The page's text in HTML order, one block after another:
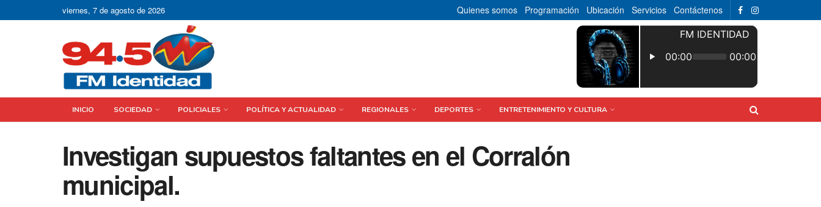
viernes, 7 de agosto de 2026 Quienes somos Programación Ubicación Servicios Contáctenos
INICIO SOCIEDAD POLICIALES POLÍTICA Y ACTUALIDAD REGIONALES DEPORTES ENTRETENIMIENTO Y CULTURA
Investigan supuestos faltantes en el Corralón
municipal.